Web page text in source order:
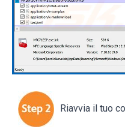
Riavvia il tuo